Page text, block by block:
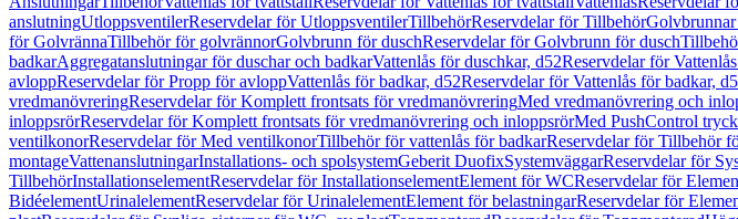
anslutningUtloppsventilerReservdelar för UtloppsventilerTillbehörReservdelar för Tillbehör
för GolvrännaTillbehör för golvrännorGolvbrunn för duschReservdelar för Golvbrunn för dusch
badkarAggregatanslutningar för duschar och badkarVattenlås för duschkar, d52Reservdelar för
avloppReservdelar för Propp för avloppVattenlås för badkar, d52Reservdelar för Vattenlås för badkar,
vredmanövreringReservdelar för Komplett frontsats för vredmanövreringMed vredmanövrering och
inloppsrörReservdelar för Komplett frontsats för vredmanövrering och inloppsrörMed PushControl
ventilkonorReservdelar för Med ventilkonorTillbehör för vattenlås för badkarReservdelar för Tillbehör
montageVattenanslutningarInstallations- och spolsystemGeberit DuofixSystemväggarReservdelar för
TillbehörInstallationselementReservdelar för InstallationselementElement för WCReservdelar för
BidéelementUrinalelementReservdelar för UrinalelementElement för belastningarReservdelar för